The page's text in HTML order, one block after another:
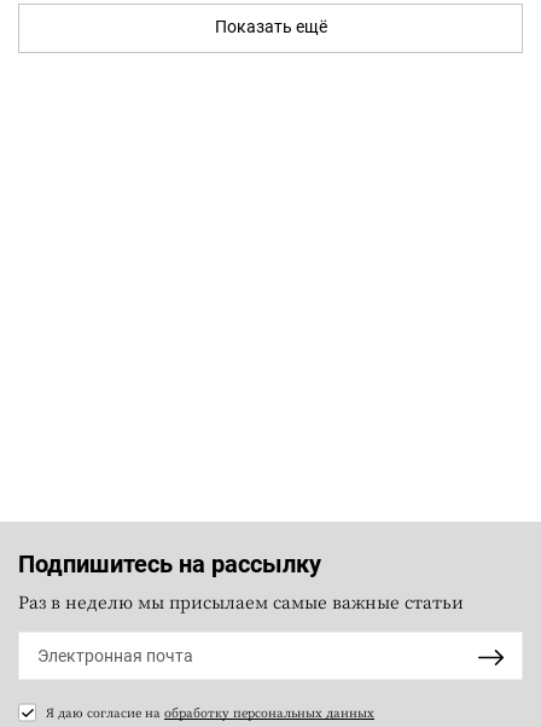
Показать ещё
Подпишитесь на рассылку
Раз в неделю мы присылаем самые важные статьи
Я даю согласие на обработку персональных данных